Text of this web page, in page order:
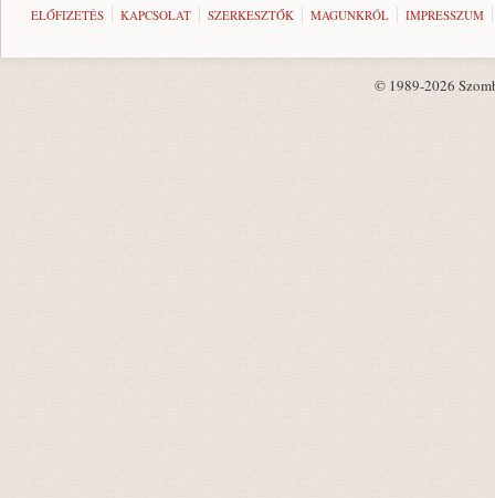
ELŐFIZETÉS KAPCSOLAT SZERKESZTŐK MAGUNKRÓL IMPRESSZUM
© 1989-2026